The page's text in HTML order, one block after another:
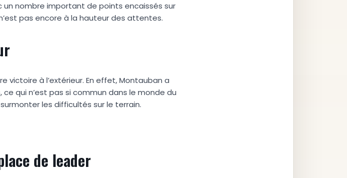
un nombre important de points encaissés sur
pas encore à la hauteur des attentes.
à l’extérieur. En effet, Montauban a
qui n’est pas si commun dans le monde du
les difficultés sur le terrain.
de leader